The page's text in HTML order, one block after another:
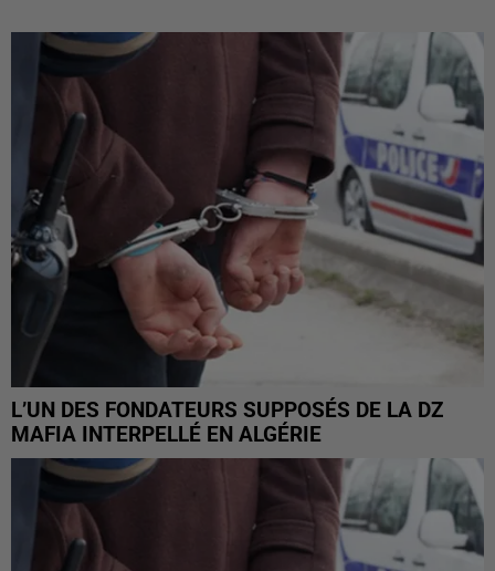
L’UN DES FONDATEURS SUPPOSÉS DE LA DZ
MAFIA INTERPELLÉ EN ALGÉRIE